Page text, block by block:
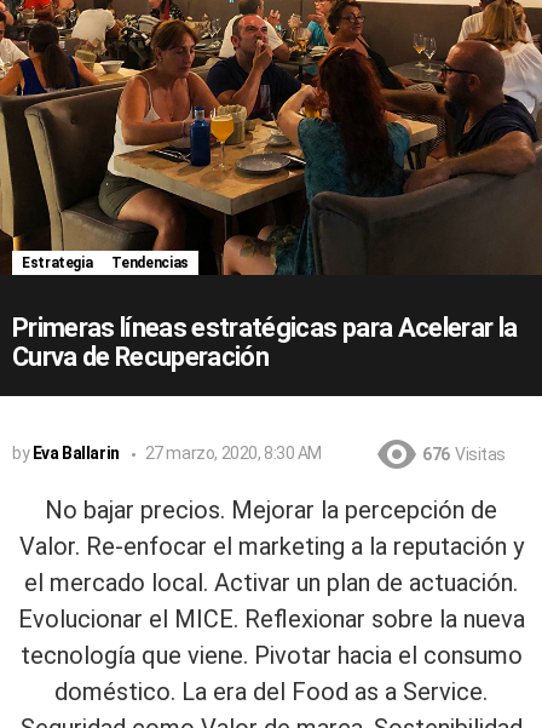
Estrategia Tendencias
Primeras líneas estratégicas para Acelerar la
Curva de Recuperación
by Eva Ballarin 27 marzo, 2020, 8:30 AM 676 Visitas
No bajar precios. Mejorar la percepción de
Valor. Re-enfocar el marketing a la reputación y
el mercado local. Activar un plan de actuación.
Evolucionar el MICE. Reflexionar sobre la nueva
tecnología que viene. Pivotar hacia el consumo
doméstico. La era del Food as a Service.